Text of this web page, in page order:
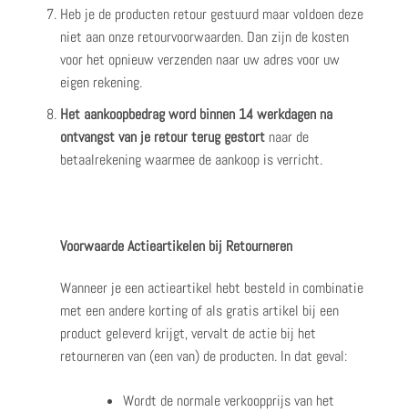
Heb je de producten retour gestuurd maar voldoen deze
niet aan onze retourvoorwaarden. Dan zijn de kosten
voor het opnieuw verzenden naar uw adres voor uw
eigen rekening.
Het aankoopbedrag word binnen 14 werkdagen na
ontvangst van je retour terug gestortnaar de
betaalrekening waarmee de aankoop is verricht.
Voorwaarde Actieartikelen bij Retourneren
Wanneer je een actieartikel hebt besteld in combinatie
met een andere korting of als gratis artikel bij een
product geleverd krijgt, vervalt de actie bij het
retourneren van (een van) de producten. In dat geval:
Wordt de normale verkoopprijs van het